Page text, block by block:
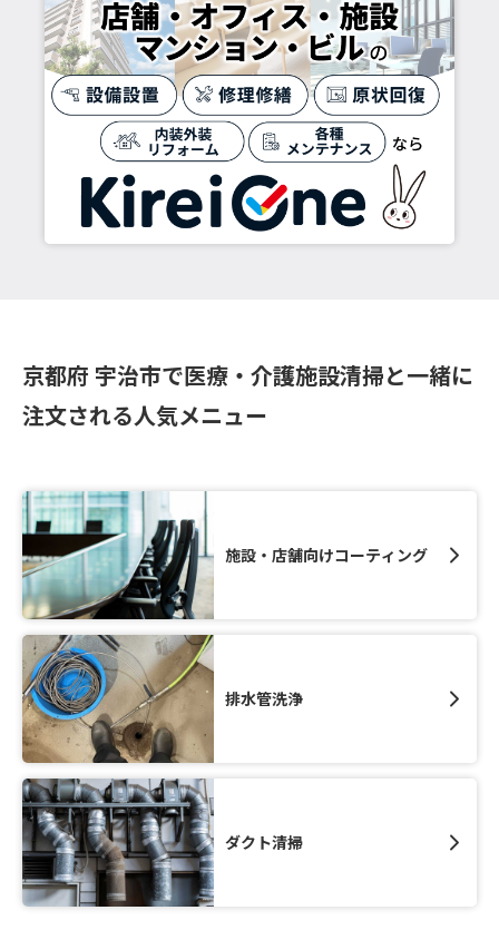
京都府 宇治市で医療・介護施設清掃と一緒に
注文される人気メニュー
施設・店舗向けコーティング
排水管洗浄
ダクト清掃